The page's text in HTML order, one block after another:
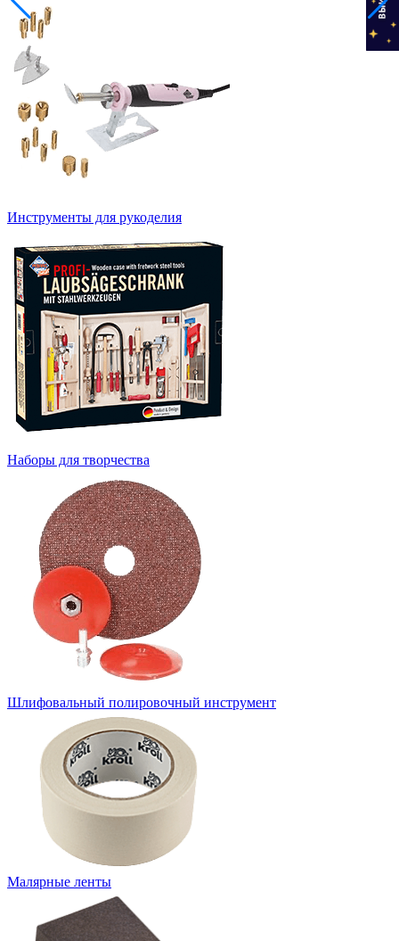
Инструменты для рукоделия
Наборы для творчества
Шлифовальный полировочный инструмент
Малярные ленты